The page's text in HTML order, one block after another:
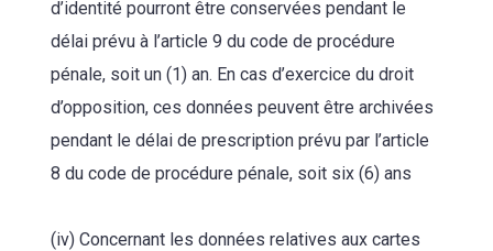
d’identité pourront être conservées pendant le
délai prévu à l’article 9 du code de procédure
pénale, soit un (1) an. En cas d’exercice du droit
d’opposition, ces données peuvent être archivées
pendant le délai de prescription prévu par l’article
8 du code de procédure pénale, soit six (6) ans
(iv) Concernant les données relatives aux cartes